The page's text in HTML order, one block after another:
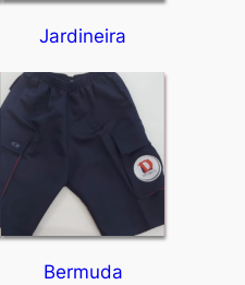
Jardineira
Bermuda